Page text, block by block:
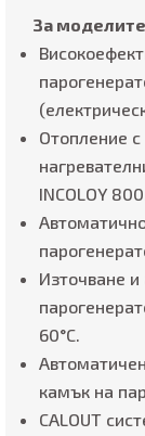
За
Отопление с
INCOLOY
Източване
60°C.
камък на
CALOUT